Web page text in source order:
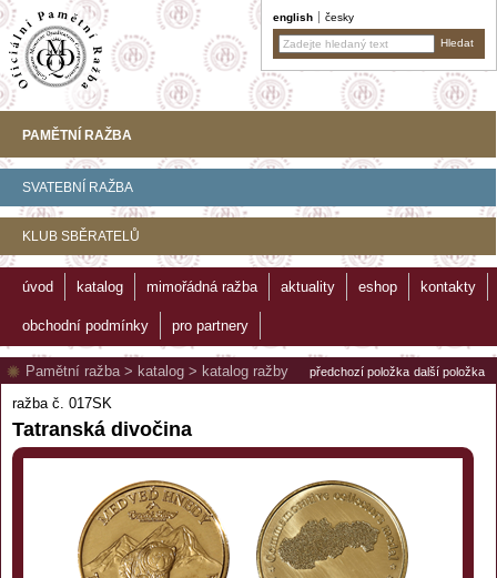
english česky
PAMĚTNÍ RAŽBA
SVATEBNÍ RAŽBA
KLUB SBĚRATELŮ
úvod katalog mimořádná ražba aktuality eshop kontakty
obchodní podmínky pro partnery
předchozí položka další položka
Pamětní ražba> katalog > katalog ražby
ražba č. 017SK
Tatranská divočina